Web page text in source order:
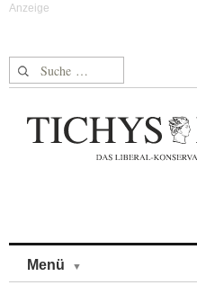
Suche nach:
Menü